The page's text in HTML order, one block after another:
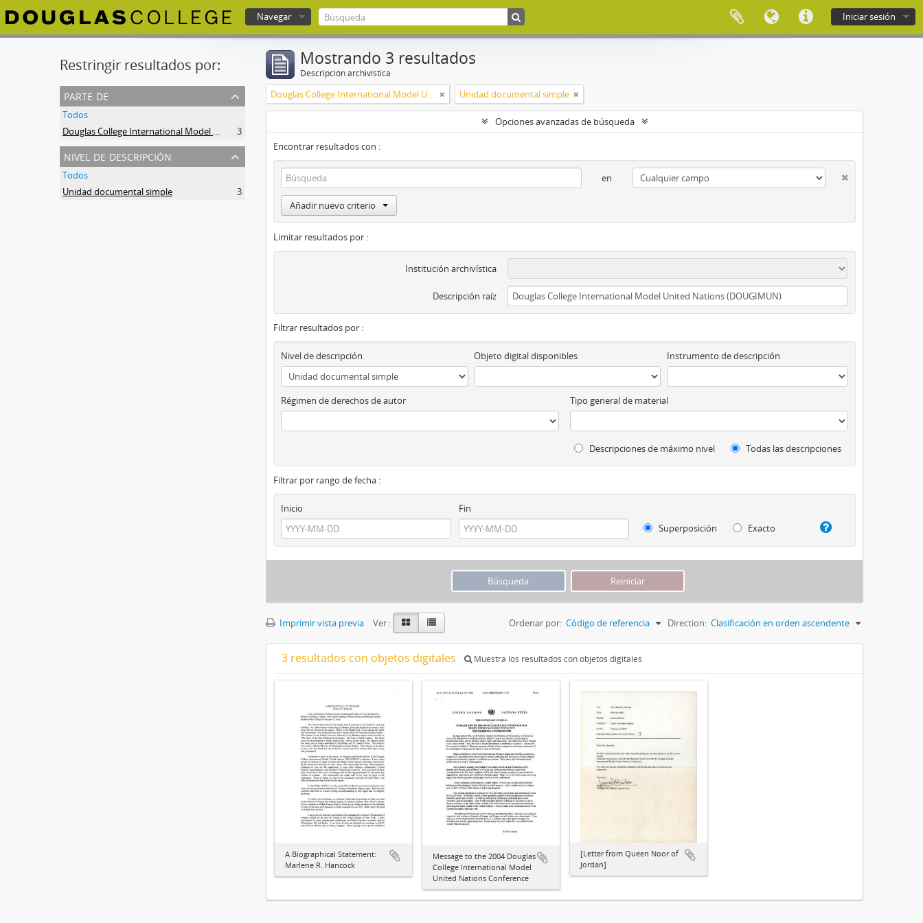
Iniciar sesión
Navegar
Restringir resultados por:
parte de
Todos
Douglas College International Model United Nations (DOUGIMUN)
3
nivel de descripción
Todos
Unidad documental simple
3
Mostrando 3 resultados
Descripción archivística
Douglas College International Model United Nations (DOUGIMUN) Unidad documental simple
Opciones avanzadas de búsqueda
Encontrar resultados con :
en
Añadir nuevo criterio
Limitar resultados por :
Institución archivística
Descripción raíz
Filtrar resultados por :
Nivel de descripción Objeto digital disponibles Instrumento de descripción
Régimen de derechos de autor Tipo general de material
Descripciones de máximo nivel Todas las descripciones
Filtrar por rango de fecha :
Inicio
Fin
Superposición
Exacto
Imprimir vista previa Ver : Ordenar por: Código de referencia Direction: Clasificación en orden ascendente
3 resultados con objetos digitales Muestra los resultados con objetos digitales
A Biographical Statement:
Marlene R. Hancock
Message to the 2004 Douglas
College International Model
United Nations Conference
[Letter from Queen Noor of
Jordan]